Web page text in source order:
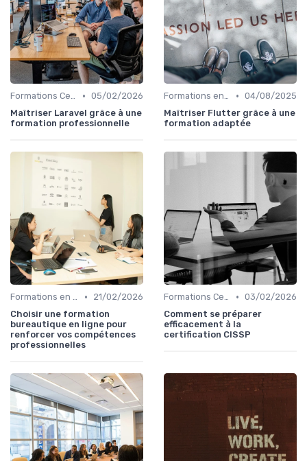
Formations Certifiantes et Diplômantes • 05/02/2026
Maîtriser Laravel grâce à une
formation professionnelle
Formations en Ligne et MOOCs • 04/08/2025
Maîtriser Flutter grâce à une
formation adaptée
Formations en Ligne et MOOCs •
21/02/2026
Choisir une formation
bureautique en ligne pour
renforcer vos compétences
professionnelles
Formations Certifiantes et Diplômantes • 03/02/2026
Comment se préparer
efficacement à la
certification CISSP